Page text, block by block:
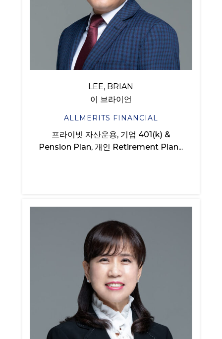
LEE, BRIAN
이 브라이언
ALLMERITS FINANCIAL
프라이빗 자산운용, 기업 401(k) &
Pension Plan, 개인 Retirement Plan...